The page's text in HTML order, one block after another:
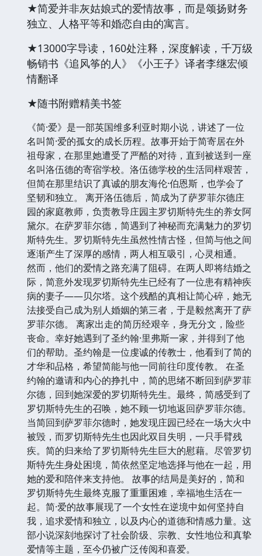
★简爱并非灰姑娘式的爱情故事，而是颂扬财务
独立、人格平等和婚恋自由的寓言。
★13000字导读，160处注释，深度解读，千万级
畅销书《追风筝的人》《小王子》译者李继宏倾
情翻译
★随书附赠精美书签
《简·爱》是一部英国维多利亚时期小说，讲述了一位
名叫简·爱的孤女的成长历程。故事开始于简寄居在外
祖母家，在那里她遭受了严酷的对待，直到被送到一座
名叫洛伍德的寄宿学校。洛伍德学校的生活同样艰苦，
但简在那里结识了真诚的朋友海伦·伯恩斯，也学会了
坚韧和独立。 离开洛伍德后，简成为了萨罗菲尔德庄
园的家庭教师，负责教导庄园主罗切斯特先生的养女阿
黛尔。在萨罗菲尔德，简遇到了神秘而充满魅力的罗切
斯特先生。罗切斯特先生虽然性情古怪，但简与他之间
逐渐产生了深厚的感情，两人相互吸引，心灵相通。
然而，他们的爱情之路充满了阻碍。在两人即将结婚之
际，简意外发现罗切斯特先生已经有了一位患有精神疾
病的妻子——贝尔塔。这个残酷的真相让简心碎，她无
法接受自己成为别人婚姻的第三者，于是毅然离开了萨
罗菲尔德。 离家出走的简历经艰辛，身无分文，险些
丧命。幸好她遇到了圣约翰·里弗斯一家，并得到了他
们的帮助。圣约翰是一位虔诚的传教士，他看到了简的
才华和品格，希望简能与他一同前往印度传教。 在圣
约翰的邀请和内心的挣扎中，简的思绪不断回到萨罗菲
尔德，回到她深爱的罗切斯特先生。最终，简感受到了
罗切斯特先生的召唤，她不顾一切地返回萨罗菲尔德。
当简回到萨罗菲尔德时，她发现庄园已经在一场大火中
被毁，而罗切斯特先生也因此双目失明，一只手臂残
疾。简的归来给了罗切斯特先生巨大的慰藉。尽管罗切
斯特先生身处困境，简依然坚定地选择与他在一起，用
她的爱和陪伴来支持他。 故事的结局是美好的，简和
罗切斯特先生最终克服了重重困难，幸福地生活在一
起。简·爱的故事展现了一个女性在逆境中如何坚持自
我，追求爱情和独立，以及内心的道德和情感力量。这
部小说深刻地探讨了社会阶级、宗教、女性地位和真挚
爱情等主题，至今仍被广泛传阅和喜爱。